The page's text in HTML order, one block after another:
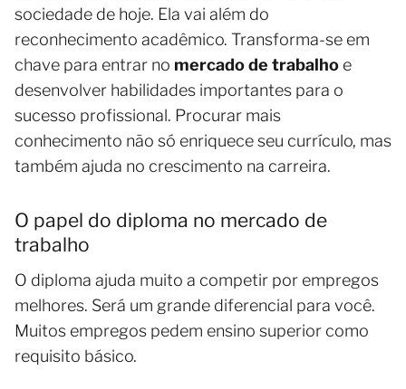
sociedade de hoje. Ela vai além do
reconhecimento acadêmico. Transforma-se em
chave para entrar no mercado de trabalho e
desenvolver habilidades importantes para o
sucesso profissional. Procurar mais
conhecimento não só enriquece seu currículo, mas
também ajuda no crescimento na carreira.
O papel do diploma no mercado de
trabalho
O diploma ajuda muito a competir por empregos
melhores. Será um grande diferencial para você.
Muitos empregos pedem ensino superior como
requisito básico.